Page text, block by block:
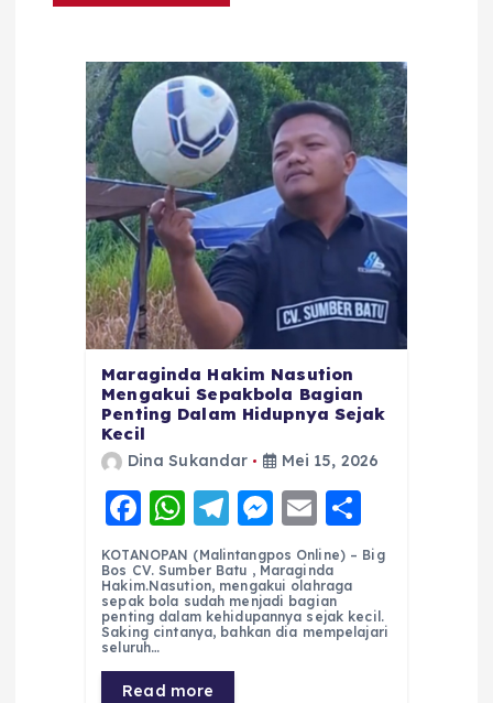
Maraginda Hakim Nasution
Mengakui Sepakbola Bagian
Penting Dalam Hidupnya Sejak
Kecil
Dina Sukandar Mei 15, 2026
F
a
c
e
b
o
W
h
a
ts
A
p
T
el
e
g
r
a
M
e
ss
e
n
E
m
ai
l
h
a
re
KOTANOPAN (Malintangpos Online) – Big
Bos CV. Sumber Batu , Maraginda
Hakim.Nasution, mengakui olahraga
sepak bola sudah menjadi bagian
penting dalam kehidupannya sejak kecil.
Saking cintanya, bahkan dia mempelajari
seluruh…
Read more